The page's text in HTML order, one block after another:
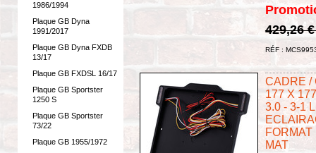
1986/1994
Plaque GB Dyna
1991/2017
Plaque GB Dyna FXDB
13/17
Plaque GB FXDSL 16/17
Plaque GB Sportster
1250 S
Plaque GB Sportster
73/22
Plaque GB 1955/1972
429,26
RÉF :
CADRE /
177 X
3.0 - 3-1
FORMAT
MAT